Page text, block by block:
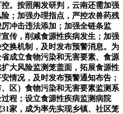
。按照阐发研判，云南还需加强
；加强办理指点，严控农兽药残
冲击违法添加；加强全链条监
传，削减食源性疾病发生；加强
换机制，及时发布预警消息。为
成立食物污染和无害要素、食源
大风险监测笼盖面，拓展食源性
情况，及时发布预警通知布告；
区）食物污染和无害要素监测系
程；设立食源性疾病监测病院
家，成为率先实现乡镇、社区笼